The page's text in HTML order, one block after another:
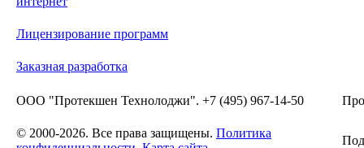
Лицензирование программ
Заказная разработка
ООО "Протекшен Технолоджи". +7 (495) 967-14-50
© 2000-2026. Все права защищены. Политика